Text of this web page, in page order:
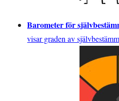
Barometer för
visar graden av